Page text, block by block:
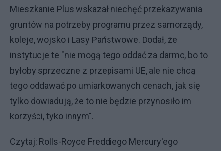
Mieszkanie Plus wskazał niechęć przekazywania
gruntów na potrzeby programu przez samorządy,
koleje, wojsko i Lasy Państwowe. Dodał, że
instytucje te "nie mogą tego oddać za darmo, bo to
byłoby sprzeczne z przepisami UE, ale nie chcą
tego oddawać po umiarkowanych cenach, jak się
tylko dowiadują, że to nie będzie przynosiło im
korzyści, tyko innym".
Czytaj: Rolls-Royce Freddiego Mercury'ego